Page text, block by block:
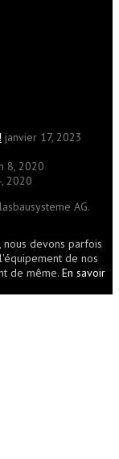
janvier 17, 2023
8, 2020
2020
AG.
devons parfois
de nos
de même. En savoir